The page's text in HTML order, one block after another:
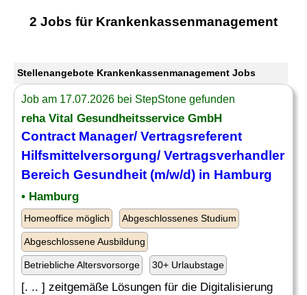
2 Jobs für Krankenkassenmanagement
Stellenangebote Krankenkassenmanagement Jobs
Job am 17.07.2026 bei StepStone gefunden
reha Vital Gesundheitsservice GmbH
Contract Manager/ Vertragsreferent
Hilfsmittelversorgung/ Vertragsverhandler
Bereich Gesundheit (m/w/d) in Hamburg
• Hamburg
Homeoffice möglich Abgeschlossenes Studium
Abgeschlossene Ausbildung
Betriebliche Altersvorsorge 30+ Urlaubstage
[. .. ] zeitgemäße Lösungen für die Digitalisierung